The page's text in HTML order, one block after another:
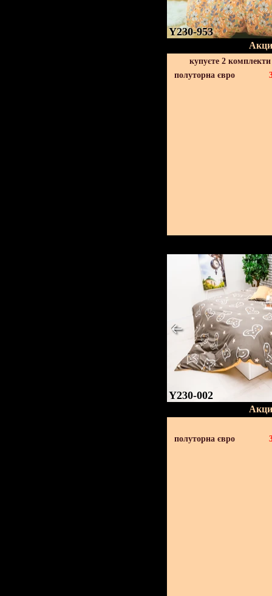
Y230-953
купуєте 2
полуторна євро
Y230-002
полуторна євро